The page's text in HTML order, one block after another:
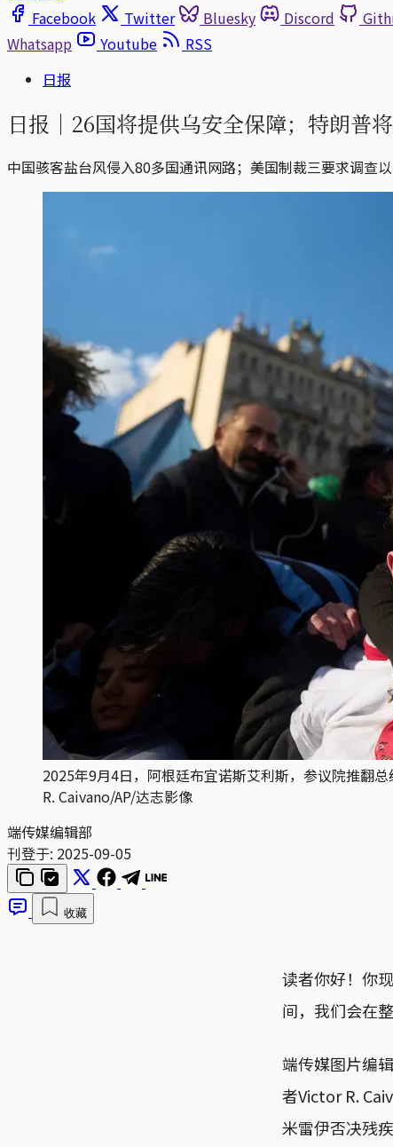
Facebook
Twitter Bluesky Discord
Whatsapp
Youtube
RSS
日报
日报｜26国将提供乌安全保障；特朗普
中国骇客盐台风侵入80多国通讯网路；美国制裁三要求调查
2025年9月4日，阿根廷布宜诺斯艾利斯，参议院推翻
R. Caivano/AP/达志影像
端传媒编辑部
刊登于: 2025-09-05
收藏
读者你好！你
间，我们会在
端传媒图片编
者Victor R.
米雷伊否决残